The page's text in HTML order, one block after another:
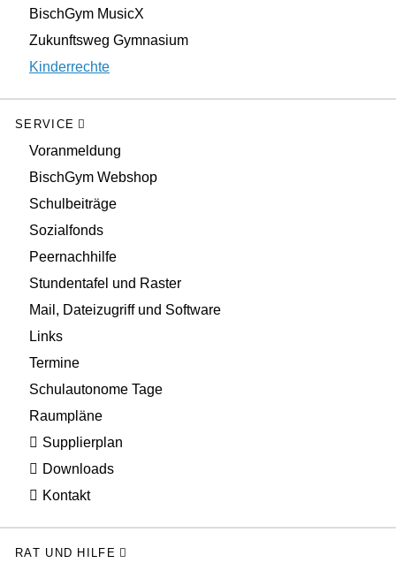
BischGym MusicX
Zukunftsweg Gymnasium
Kinderrechte
SERVICE
Voranmeldung
BischGym Webshop
Schulbeiträge
Sozialfonds
Peernachhilfe
Stundentafel und Raster
Mail, Dateizugriff und Software
Links
Termine
Schulautonome Tage
Raumpläne
Supplierplan
Downloads
Kontakt
RAT UND HILFE